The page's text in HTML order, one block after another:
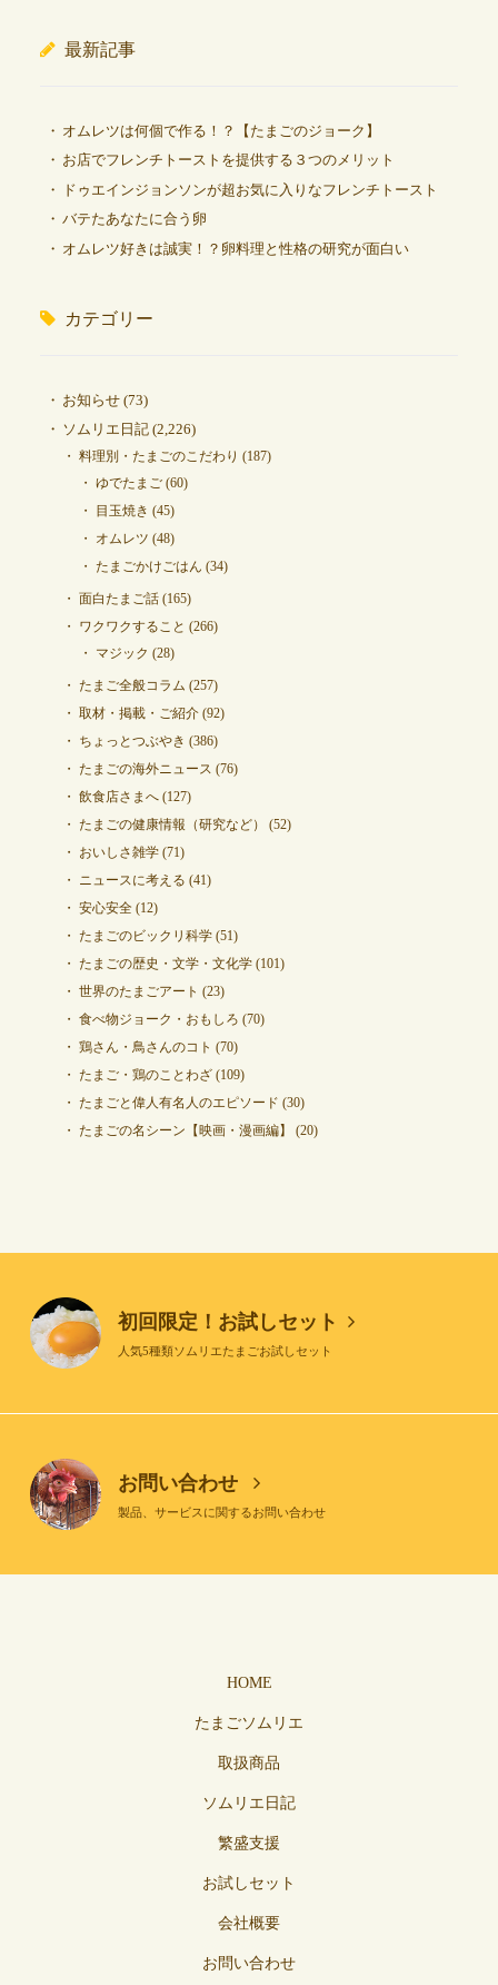
最新記事
オムレツは何個で作る！？【たまごのジョーク】
お店でフレンチトーストを提供する３つのメリット
ドゥエインジョンソンが超お気に入りなフレンチトースト
バテたあなたに合う卵
オムレツ好きは誠実！？卵料理と性格の研究が面白い
カテゴリー
お知らせ(73)
ソムリエ日記(2,226)
料理別・たまごのこだわり (187)
ゆでたまご(60)
目玉焼き (45)
オムレツ (48)
たまごかけごはん (34)
面白たまご話(165)
ワクワクすること (266)
マジック (28)
たまご全般コラム (257)
取材・掲載・ご紹介(92)
ちょっとつぶやき (386)
たまごの海外ニュース (76)
飲食店さまへ(127)
たまごの健康情報（研究など）
(52)
おいしさ雑学(71)
ニュースに考える (41)
安心安全(12)
たまごのビックリ科学(51)
たまごの歴史・文学・文化学(101)
世界のたまごアート (23)
食べ物ジョーク・おもしろ (70)
鶏さん・鳥さんのコト (70)
たまご・鶏のことわざ(109)
たまごと偉人有名人のエピソード (30)
たまごの名シーン【映画・漫画編】
(20)
初回限定！お試しセット
人気5種類ソムリエたまごお試しセット
お問い合わせ
製品、サービスに関するお問い合わせ
HOME
たまごソムリエ
取扱商品
ソムリエ日記
繁盛支援
お試しセット
会社概要
お問い合わせ